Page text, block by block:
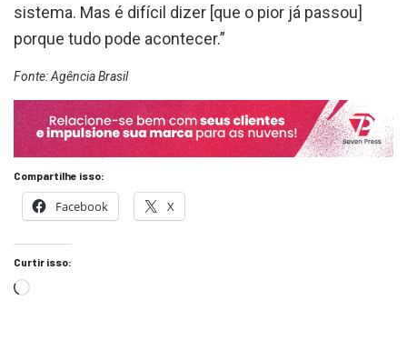
porque tudo pode acontecer.”
Compartilhe isso:
Facebook